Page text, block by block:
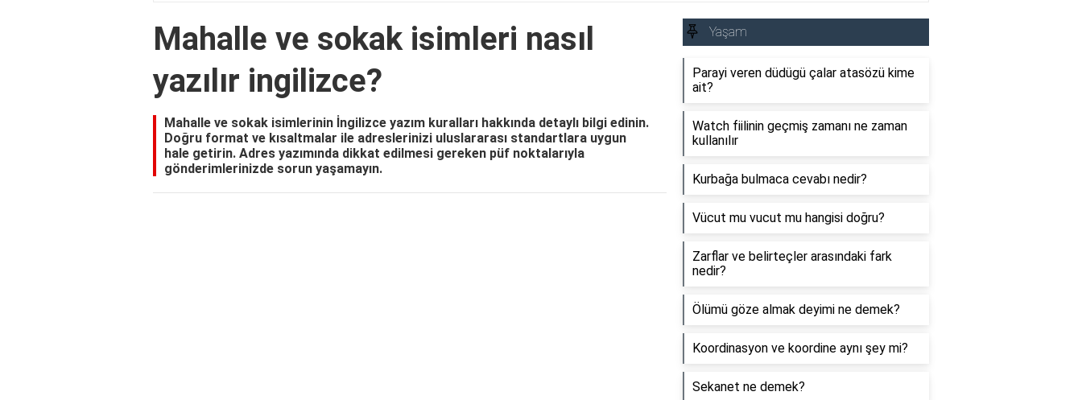
Mahalle ve sokak isimleri nasıl
yazılır ingilizce?
Mahalle ve sokak isimlerinin İngilizce yazım kuralları hakkında detaylı bilgi edinin.
Doğru format ve kısaltmalar ile adreslerinizi uluslararası standartlara uygun
hale getirin. Adres yazımında dikkat edilmesi gereken püf noktalarıyla
gönderimlerinizde sorun yaşamayın.
Yaşam
Parayi veren düdügü çalar atasözü kime
ait?
Watch fiilinin geçmiş zamanı ne zaman
kullanılır
Kurbağa bulmaca cevabı nedir?
Vücut mu vucut mu hangisi doğru?
Zarflar ve belirteçler arasındaki fark
nedir?
Ölümü göze almak deyimi ne demek?
Koordinasyon ve koordine aynı şey mi?
Sekanet ne demek?